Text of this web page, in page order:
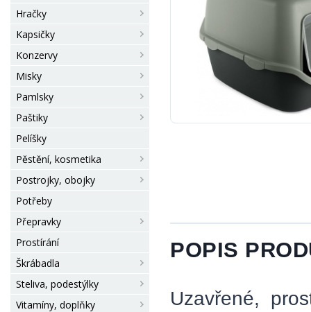
Hračky
Kapsičky
Konzervy
Misky
Pamlsky
Paštiky
Pelíšky
Pěstění, kosmetika
Postrojky, obojky
Potřeby
Přepravky
Prostírání
Škrábadla
Steliva, podestýlky
Vitamíny, doplňky
POPIS
Uzavřené,